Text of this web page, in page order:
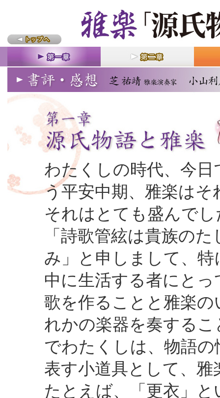
わたくしの時代、今日
う平安中期、雅楽はそ
それはとても盛んでし
「詩歌管絃は貴族のた
み」と申しまして、特
中に生活する者にとっ
歌を作ることと雅楽の
れかの楽器を奏する
でわたくしは、物語
表す小道具として、
たとえば、「更衣」